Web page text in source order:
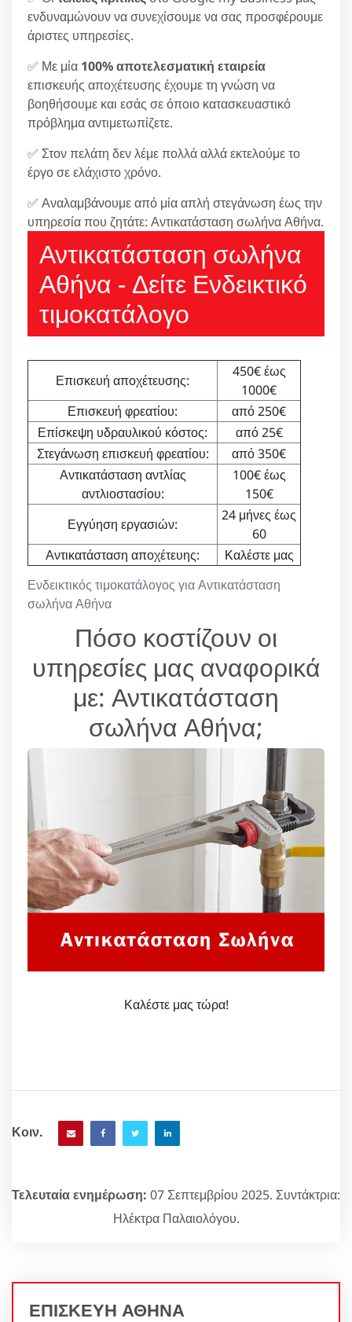
ενδυναμώνουν να συνεχίσουμε να σας προσφέρουμε
άριστες υπηρεσίες.
✅ Με μία 100% αποτελεσματική εταιρεία
επισκευής αποχέτευσης έχουμε τη γνώση να
βοηθήσουμε και εσάς σε όποιο κατασκευαστικό
πρόβλημα αντιμετωπίζετε.
✅ Στον πελάτη δεν λέμε πολλά αλλά εκτελούμε το
έργο σε ελάχιστο χρόνο.
✅ Αναλαμβάνουμε από μία απλή στεγάνωση έως την
υπηρεσία που ζητάτε: Αντικατάσταση σωλήνα Αθήνα.
Αντικατάσταση σωλήνα
Αθήνα - Δείτε Ενδεικτικό
τιμοκατάλογο
Ενδεικτικός τιμοκατάλογος για Αντικατάσταση
σωλήνα Αθήνα
Επισκευή αποχέτευσης:
450€ έως
1000€
Επισκευή φρεατίου:
από 250€
Επίσκεψη υδραυλικού κόστος:
από 25€
Στεγάνωση επισκευή φρεατίου:
από 350€
Αντικατάσταση αντλίας
αντλιοστασίου:
100€ έως
150€
Εγγύηση εργασιών:
24 μήνες έως
60
Αντικατάσταση αποχέτευης:
Καλέστε μας
Πόσο κοστίζουν οι
υπηρεσίες μας αναφορικά
με: Αντικατάσταση
σωλήνα Αθήνα;
Καλέστε μας τώρα!
Κοιν.
Τελευταία ενημέρωση: 07 Σεπτεμβρίου 2025. Συντάκτρια:
Ηλέκτρα Παλαιολόγου.
ΕΠΙΣΚΕΥΗ ΑΘΗΝΑ